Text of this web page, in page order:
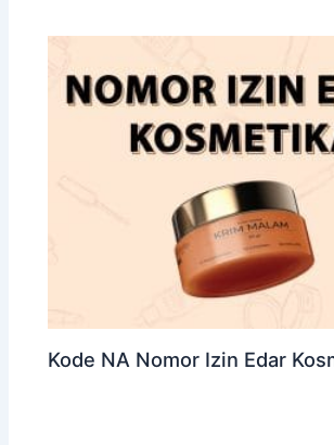
Kode NA Nomor Izin Edar